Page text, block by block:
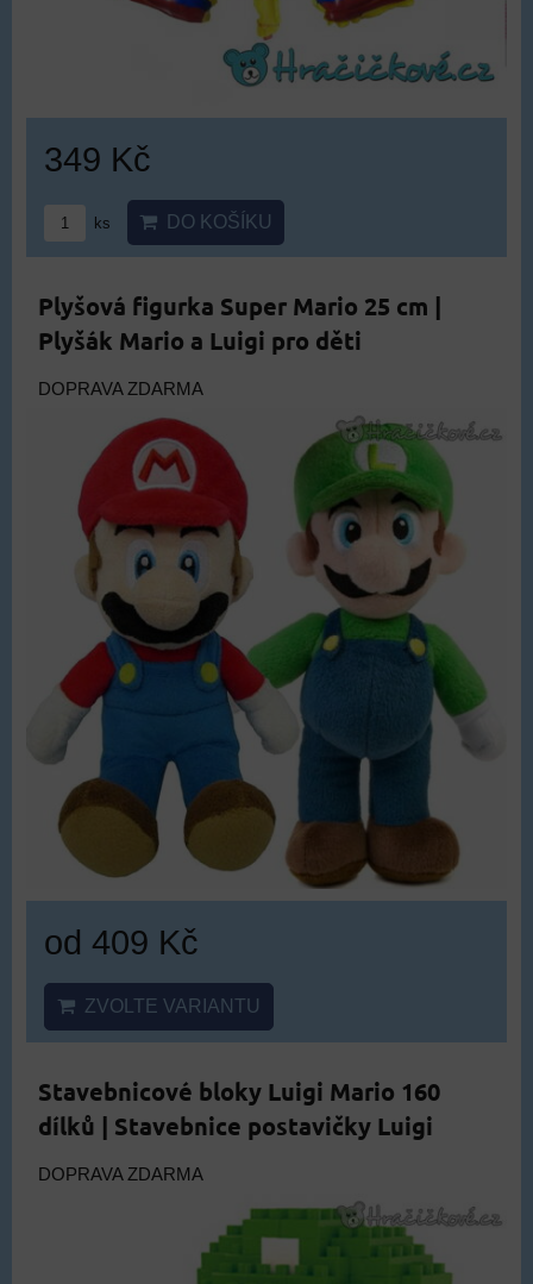
349 Kč
ks DO KOŠÍKU
Plyšová figurka Super Mario 25 cm |
Plyšák Mario a Luigi pro děti
DOPRAVA ZDARMA
od 409 Kč
ZVOLTE VARIANTU
Stavebnicové bloky Luigi Mario 160
dílků | Stavebnice postavičky Luigi
DOPRAVA ZDARMA